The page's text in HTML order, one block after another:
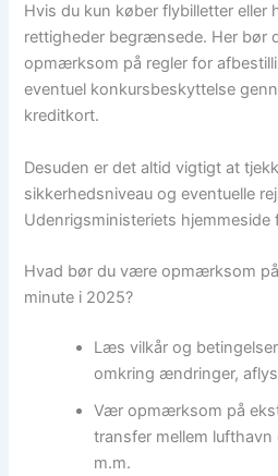
Hvis du kun køber flybilletter eller
rettigheder begrænsede. Her bør
opmærksom på regler for
eventuel konkursbeskyttelse
kreditkort.
Desuden er det altid vigtigt at
sikkerhedsniveau og eventuelle
Udenrigsministeriets hjemmeside
Hvad bør du være opmærksom
minute i 2025?
Læs vilkår og
omkring ændringer,
Vær opmærksom på
transfer mellem
m.m.